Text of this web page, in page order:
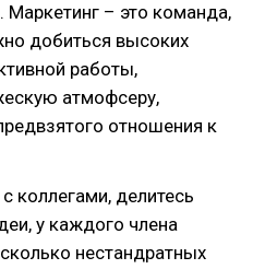
– это команда,
добиться высоких
работы,
атмофсеру,
отношения к
коллегами, делитесь
у каждого члена
нестандратных